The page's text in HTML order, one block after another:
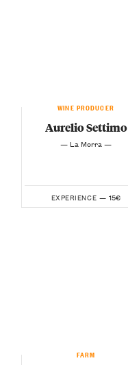
WINE PRODUCER
Aurelio Settimo
— La Morra —
EXPERIENCE — 15€
FARM